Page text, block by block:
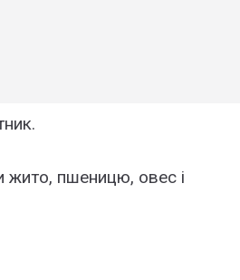
жито, пшеницю, овес і